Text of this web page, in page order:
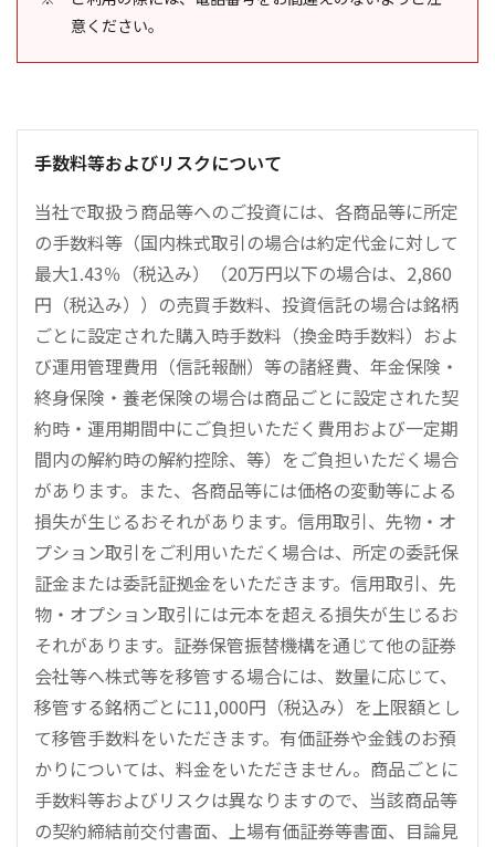
意ください。
手数料等およびリスクについて
当社で取扱う商品等へのご投資には、各商品等に所定
の手数料等（国内株式取引の場合は約定代金に対して
最大1.43％（税込み）（20万円以下の場合は、2,860
円（税込み））の売買手数料、投資信託の場合は銘柄
ごとに設定された購入時手数料（換金時手数料）およ
び運用管理費用（信託報酬）等の諸経費、年金保険・
終身保険・養老保険の場合は商品ごとに設定された契
約時・運用期間中にご負担いただく費用および一定期
間内の解約時の解約控除、等）をご負担いただく場合
があります。また、各商品等には価格の変動等による
損失が生じるおそれがあります。信用取引、先物・オ
プション取引をご利用いただく場合は、所定の委託保
証金または委託証拠金をいただきます。信用取引、先
物・オプション取引には元本を超える損失が生じるお
それがあります。証券保管振替機構を通じて他の証券
会社等へ株式等を移管する場合には、数量に応じて、
移管する銘柄ごとに11,000円（税込み）を上限額とし
て移管手数料をいただきます。有価証券や金銭のお預
かりについては、料金をいただきません。商品ごとに
手数料等およびリスクは異なりますので、当該商品等
の契約締結前交付書面、上場有価証券等書面、目論見